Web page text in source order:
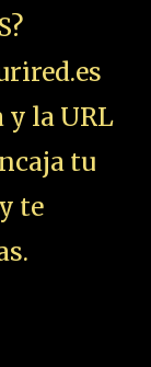
y la URL
tu
te